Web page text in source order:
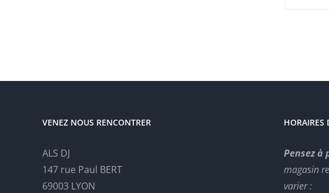
VENEZ NOUS RENCONTRER
ALS DJ
147 rue Paul BERT
69003 LYON
HORAIRES
Pensez à
magasin
varier :